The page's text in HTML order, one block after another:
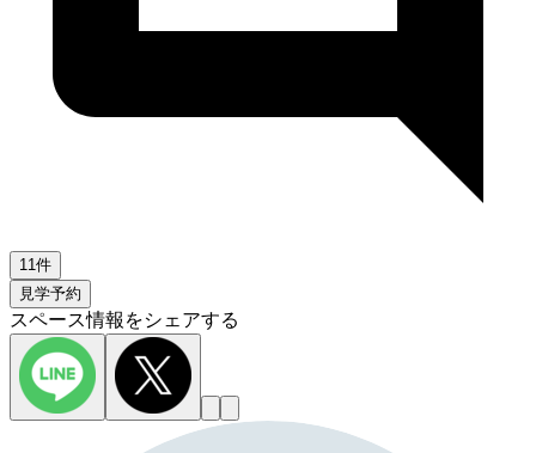
11件
見学予約
スペース情報をシェアする